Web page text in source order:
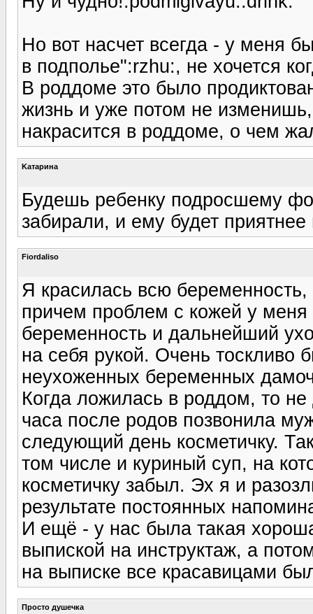
Но вот насчет всегда - у меня
в подполье":rzhu:, не хочется
В роддоме это было
жизнь и уже потом не
накрасится в роддоме, о чем
Kатарина
Будешь ребенку подросшему
забирали, и ему будет
Fiordaliso
Я красилась всю беременность,
причем проблем с кожей у
беременность и дальнейший
на себя рукой. Очень тоскливо
неухоженных беременных
Когда ложилась в роддом, то
часа после родов позвонила
следующий день косметичку.
том числе и куриный суп, на
косметичку забыл. Эх я и
результате постоянных
И ещё - у нас была такая
выпиской на инструктаж, а
на выписке все красавицами
Просто душечка